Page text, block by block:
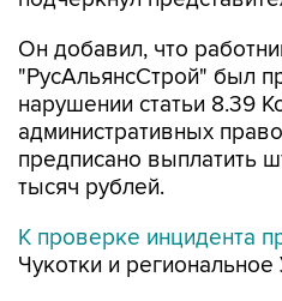
Он добавил, что
"РусАльянсСтрой" был
нарушении статьи 8.39
административных
предписано выплатить
тысяч рублей.
К проверке инцидента
Чукотки и